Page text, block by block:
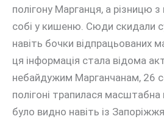
полігону Марганця, а різницю з
собі у кишеню. Сюди скидали
навіть бочки відпрацьованих
ця інформація стала відома
небайдужим Марганчанам, 26
полігоні трапилася
було видно навіть із